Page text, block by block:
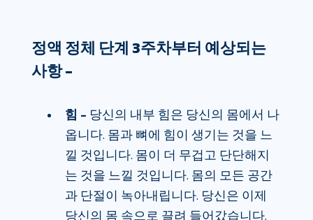
정액 정체 단계 3주차부터 예상되는
사항 –
힘 – 당신의 내부 힘은 당신의 몸에서 나
옵니다. 몸과 뼈에 힘이 생기는 것을 느
낄 것입니다. 몸이 더 무겁고 단단해지
는 것을 느낄 것입니다. 몸의 모든 공간
과 단절이 녹아내립니다. 당신은 이제
당신의 몸 속으로 끌려 들어갔습니다.